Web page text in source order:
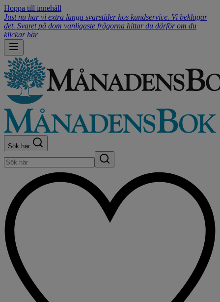
Hoppa till innehåll
Just nu har vi extra långa svarstider hos kundservice. Vi beklagar
det. Svaret på dom vanligaste frågorna hittar du därför om du
klickar här
Sök här